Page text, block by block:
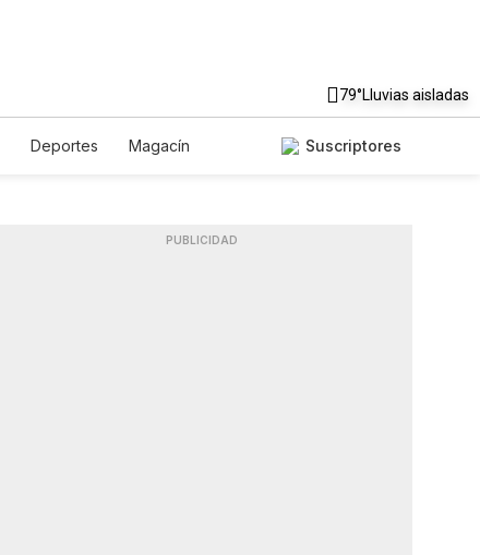
79°Lluvias aisladas
Deportes
Magacín
Suscriptores
PUBLICIDAD